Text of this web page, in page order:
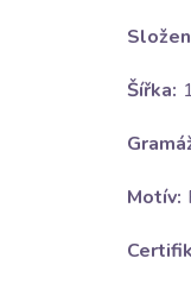
Šířka:
Motív: